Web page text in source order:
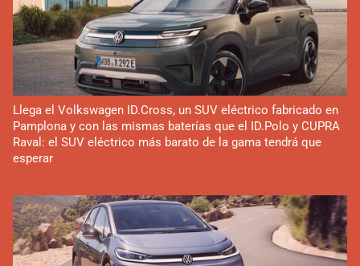
Llega el Volkswagen ID.Cross, un SUV eléctrico fabricado en
Pamplona y con las mismas baterías que el ID.Polo y CUPRA
Raval: el SUV eléctrico más barato de la gama tendrá que
esperar